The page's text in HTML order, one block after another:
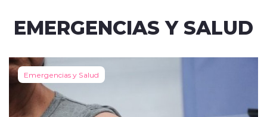
EMERGENCIAS Y SALUD
Emergencias y Salud